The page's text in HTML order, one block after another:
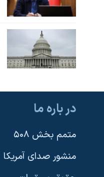
در باره ما
متمم بخش ۵۰۸
منشور صدای آمریکا